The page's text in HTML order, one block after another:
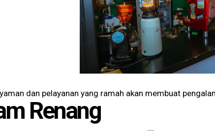
dan pelayanan yang ramah akan membuat
Renang